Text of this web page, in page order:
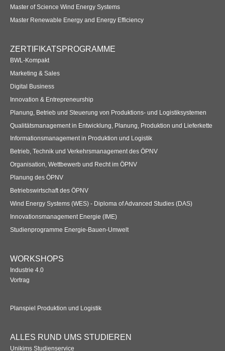
Planung, Betrieb und Steuerung von Produktions- und
Logistiksystemen
Qualitätsmanagement in Entwicklung, Planung, Produktion und
Lieferkette
Übersicht
Informationsmanagement in Produktion und Logistik
Studienprogramme Energie-Bauen-Umwelt
Übersicht
BWL-Kompakt
Übersicht
Übersicht
Planspiel Produktionssteuerung und Logistik
Übersicht
Master of Science Wind Energy Systems
Master Renewable Energy and Energy Efficiency
ZERTIFIKATSPROGRAMME
BWL-Kompakt
Marketing & Sales
Digital Business
Innovation & Entrepreneurship
Planung, Betrieb und Steuerung von Produktions- und Logistiksystemen
Qualitätsmanagement in Entwicklung, Planung, Produktion und Lieferkette
Informationsmanagement in Produktion und Logistik
Betrieb, Technik und Verkehrsmanagement des ÖPNV
Organisation, Wettbewerb und Recht im ÖPNV
Planung des ÖPNV
Betriebswirtschaft des ÖPNV
Wind Energy Systems (WES) - Diploma of Advanced Studies (DAS)
Innovationsmanagement Energie (IME)
Studienprogramme Energie-Bauen-Umwelt
WORKSHOPS
Industrie 4.0
Vortrag
Planspiel Produktion und Logistik
ALLES RUND UMS STUDIEREN
Unikims Studienservice